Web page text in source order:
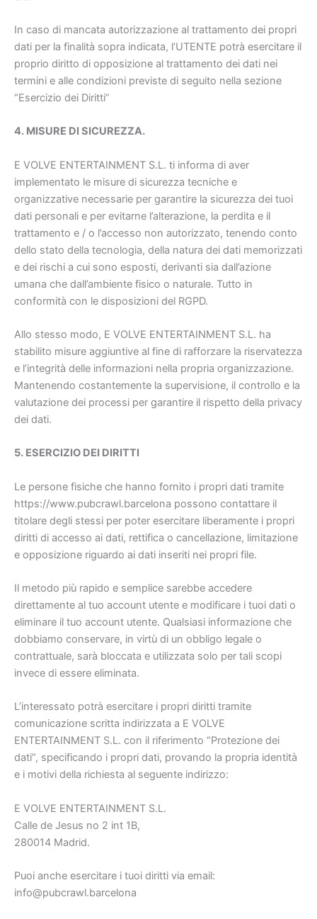
In caso di mancata autorizzazione al trattamento dei propri
dati per la finalità sopra indicata, l’UTENTE potrà esercitare il
proprio diritto di opposizione al trattamento dei dati nei
termini e alle condizioni previste di seguito nella sezione
“Esercizio dei Diritti”
4. MISURE DI SICUREZZA.
E VOLVE ENTERTAINMENT S.L. ti informa di aver
implementato le misure di sicurezza tecniche e
organizzative necessarie per garantire la sicurezza dei tuoi
dati personali e per evitarne l’alterazione, la perdita e il
trattamento e / o l’accesso non autorizzato, tenendo conto
dello stato della tecnologia, della natura dei dati memorizzati
e dei rischi a cui sono esposti, derivanti sia dall’azione
umana che dall’ambiente fisico o naturale. Tutto in
conformità con le disposizioni del RGPD.
Allo stesso modo, E VOLVE ENTERTAINMENT S.L. ha
stabilito misure aggiuntive al fine di rafforzare la riservatezza
e l’integrità delle informazioni nella propria organizzazione.
Mantenendo costantemente la supervisione, il controllo e la
valutazione dei processi per garantire il rispetto della privacy
dei dati.
5. ESERCIZIO DEI DIRITTI
Le persone fisiche che hanno fornito i propri dati tramite
https://www.pubcrawl.barcelona possono contattare il
titolare degli stessi per poter esercitare liberamente i propri
diritti di accesso ai dati, rettifica o cancellazione, limitazione
e opposizione riguardo ai dati inseriti nei propri file.
Il metodo più rapido e semplice sarebbe accedere
direttamente al tuo account utente e modificare i tuoi dati o
eliminare il tuo account utente. Qualsiasi informazione che
dobbiamo conservare, in virtù di un obbligo legale o
contrattuale, sarà bloccata e utilizzata solo per tali scopi
invece di essere eliminata.
L’interessato potrà esercitare i propri diritti tramite
comunicazione scritta indirizzata a E VOLVE
ENTERTAINMENT S.L. con il riferimento “Protezione dei
dati”, specificando i propri dati, provando la propria identità
e i motivi della richiesta al seguente indirizzo:
E VOLVE ENTERTAINMENT S.L.
Calle de Jesus no 2 int 1B,
280014 Madrid.
Puoi anche esercitare i tuoi diritti via email:
info@pubcrawl.barcelona